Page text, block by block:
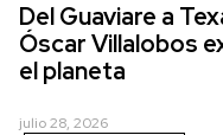
Del Guaviare a
Óscar Villalobos
el planeta
julio 28, 2026